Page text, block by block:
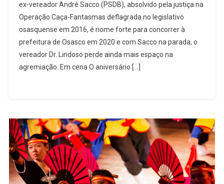
Vez
ex-vereador André Sacco (PSDB), absolvido pela justiça na
Operação Caça-Fantasmas deflagrada no legislativo
osasquense em 2016, é nome forte para concorrer à
prefeitura de Osasco em 2020 e com Sacco na parada, o
vereador Dr. Lindoso perde ainda mais espaço na
agremiação. Em cena O aniversário […]